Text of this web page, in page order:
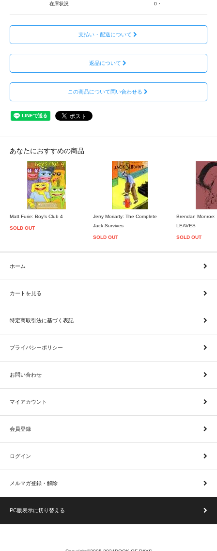
在庫状況 0・
支払い・配送について
返品について
この商品について問い合わせる
あなたにおすすめの商品
Matt Furie: Boy's Club 4
SOLD OUT
Jerry Moriarty: The Complete
Jack Survives
SOLD OUT
Brendan Monroe:
LEAVES
SOLD OUT
ホーム
カートを見る
特定商取引法に基づく表記
プライバシーポリシー
お問い合わせ
マイアカウント
会員登録
ログイン
メルマガ登録・解除
PC版表示に切り替える